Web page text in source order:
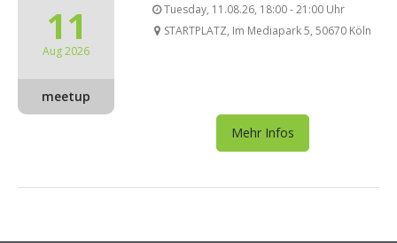
11
Aug 2026
meetup
Tuesday, 11.08.26, 18:00 - 21:00 Uhr
STARTPLATZ, Im Mediapark 5, 50670 Köln
Mehr Infos